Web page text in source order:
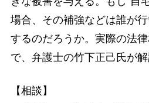
場合、その補強などは誰が
するのだろうか。実際の法
で、弁護士の竹下正己氏が解
【相談】